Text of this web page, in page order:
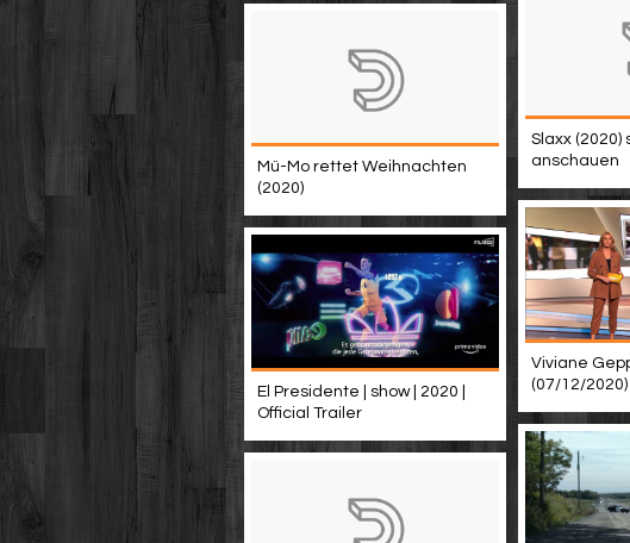
Slaxx
anschauen
Mü-Mo rettet Weihnachten
(2020)
Viviane
(07/12/2020)
El Presidente | show | 2020 |
Official Trailer